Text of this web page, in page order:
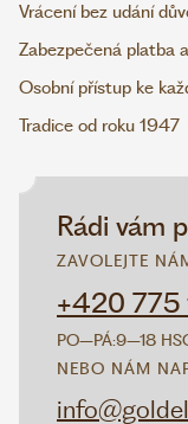
Rádi vám
ZAVOLEJTE
+420
PO–PÁ:9–18 H
NEBO NÁM
Vrácení bez udání
Zabezpečená platba
Osobní přístup ke
Tradice od roku 1947